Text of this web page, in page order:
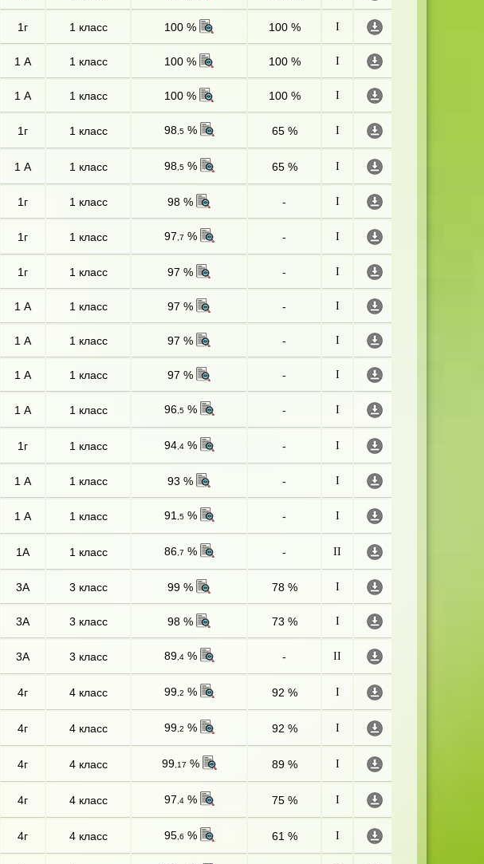
1г 1 класс 100 % 100 % I
1 А 1 класс 100 % 100 % I
1 А 1 класс 100 % 100 % I
1г 1 класс 98,5% 65 % I
1 А 1 класс 98,5% 65 % I
1г 1 класс 98 % - I
1г 1 класс 97 ,7 % - I
1г 1 класс 97 % - I
1 А 1 класс 97 % - I
1 А 1 класс 97 % - I
1 А 1 класс 97 % - I
1 А 1 класс 96,5% - I
1г 1 класс 94,4% - I
1 А 1 класс 93 % - I
1 А 1 класс 91 ,5% - I
1А 1 класс 86,7 % - II
3А 3 класс 99 % 78 % I
3А 3 класс 98 % 73 % I
3А 3 класс 89,4% - II
4г 4 класс 99,2 % 92 % I
4г 4 класс 99,2 % 92 % I
4г 4 класс 99,17 % 89 % I
4г 4 класс 97 ,4% 75 % I
4г 4 класс 95,6 % 61 % I